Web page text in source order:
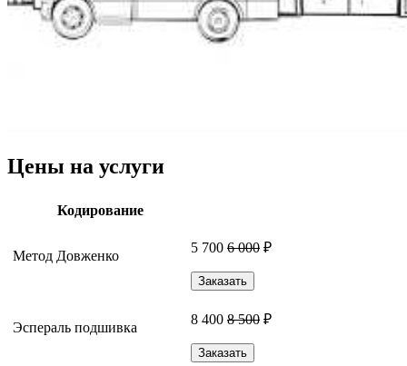
Цены на услуги
Кодирование
Метод Довженко
5 700 6 000 ₽
Заказать
Эспераль подшивка
8 400 8 500 ₽
Заказать